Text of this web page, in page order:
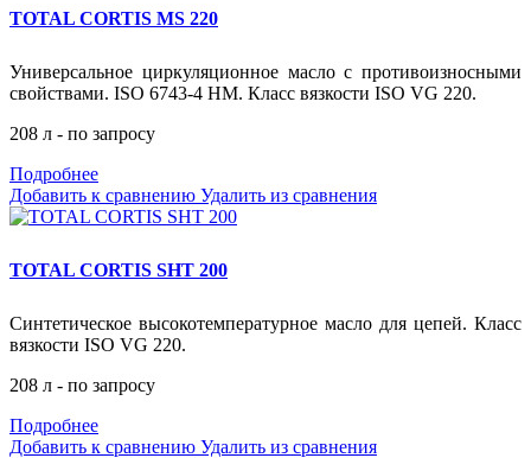
TOTAL CORTIS MS 220
Универсальное циркуляционное масло с противоизносными
свойствами. ISO 6743-4 HM. Класс вязкости ISO VG 220.
208 л - по запросу
Подробнее
Добавить к сравнению Удалить из сравнения
TOTAL CORTIS SHT 200
Синтетическое высокотемпературное масло для цепей. Класс
вязкости ISO VG 220.
208 л - по запросу
Подробнее
Добавить к сравнению Удалить из сравнения